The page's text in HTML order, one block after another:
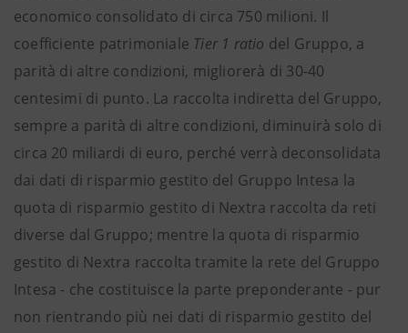
economico consolidato di circa 750 milioni. Il
coefficiente patrimoniale Tier 1 ratio del Gruppo, a
parità di altre condizioni, migliorerà di 30-40
centesimi di punto. La raccolta indiretta del Gruppo,
sempre a parità di altre condizioni, diminuirà solo di
circa 20 miliardi di euro, perché verrà deconsolidata
dai dati di risparmio gestito del Gruppo Intesa la
quota di risparmio gestito di Nextra raccolta da reti
diverse dal Gruppo; mentre la quota di risparmio
gestito di Nextra raccolta tramite la rete del Gruppo
Intesa - che costituisce la parte preponderante - pur
non rientrando più nei dati di risparmio gestito del